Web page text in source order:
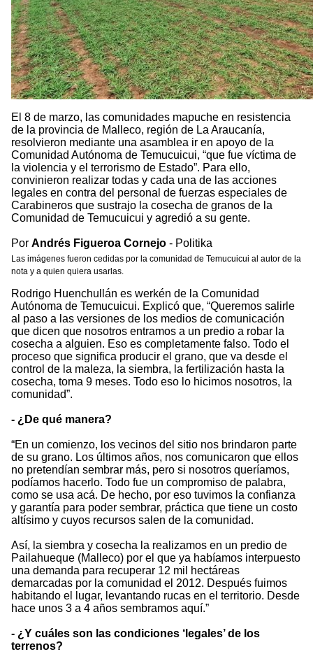
El 8 de marzo, las comunidades mapuche en resistencia
de la provincia de Malleco, región de La Araucanía,
resolvieron mediante una asamblea ir en apoyo de la
Comunidad Autónoma de Temucuicui, “que fue víctima de
la violencia y el terrorismo de Estado”. Para ello,
convinieron realizar todas y cada una de las acciones
legales en contra del personal de fuerzas especiales de
Carabineros que sustrajo la cosecha de granos de la
Comunidad de Temucuicui y agredió a su gente.
Por Andrés Figueroa Cornejo - Politika
Las imágenes fueron cedidas por la comunidad de Temucuicui al autor de la
nota y a quien quiera usarlas.
Rodrigo Huenchullán es werkén de la Comunidad
Autónoma de Temucuicui. Explicó que, “Queremos salirle
al paso a las versiones de los medios de comunicación
que dicen que nosotros entramos a un predio a robar la
cosecha a alguien. Eso es completamente falso. Todo el
proceso que significa producir el grano, que va desde el
control de la maleza, la siembra, la fertilización hasta la
cosecha, toma 9 meses. Todo eso lo hicimos nosotros, la
comunidad”.
- ¿De qué manera?
“En un comienzo, los vecinos del sitio nos brindaron parte
de su grano. Los últimos años, nos comunicaron que ellos
no pretendían sembrar más, pero si nosotros queríamos,
podíamos hacerlo. Todo fue un compromiso de palabra,
como se usa acá. De hecho, por eso tuvimos la confianza
y garantía para poder sembrar, práctica que tiene un costo
altísimo y cuyos recursos salen de la comunidad.
Así, la siembra y cosecha la realizamos en un predio de
Pailahueque (Malleco) por el que ya habíamos interpuesto
una demanda para recuperar 12 mil hectáreas
demarcadas por la comunidad el 2012. Después fuimos
habitando el lugar, levantando rucas en el territorio. Desde
hace unos 3 a 4 años sembramos aquí.”
- ¿Y cuáles son las condiciones ‘legales’ de los
terrenos?